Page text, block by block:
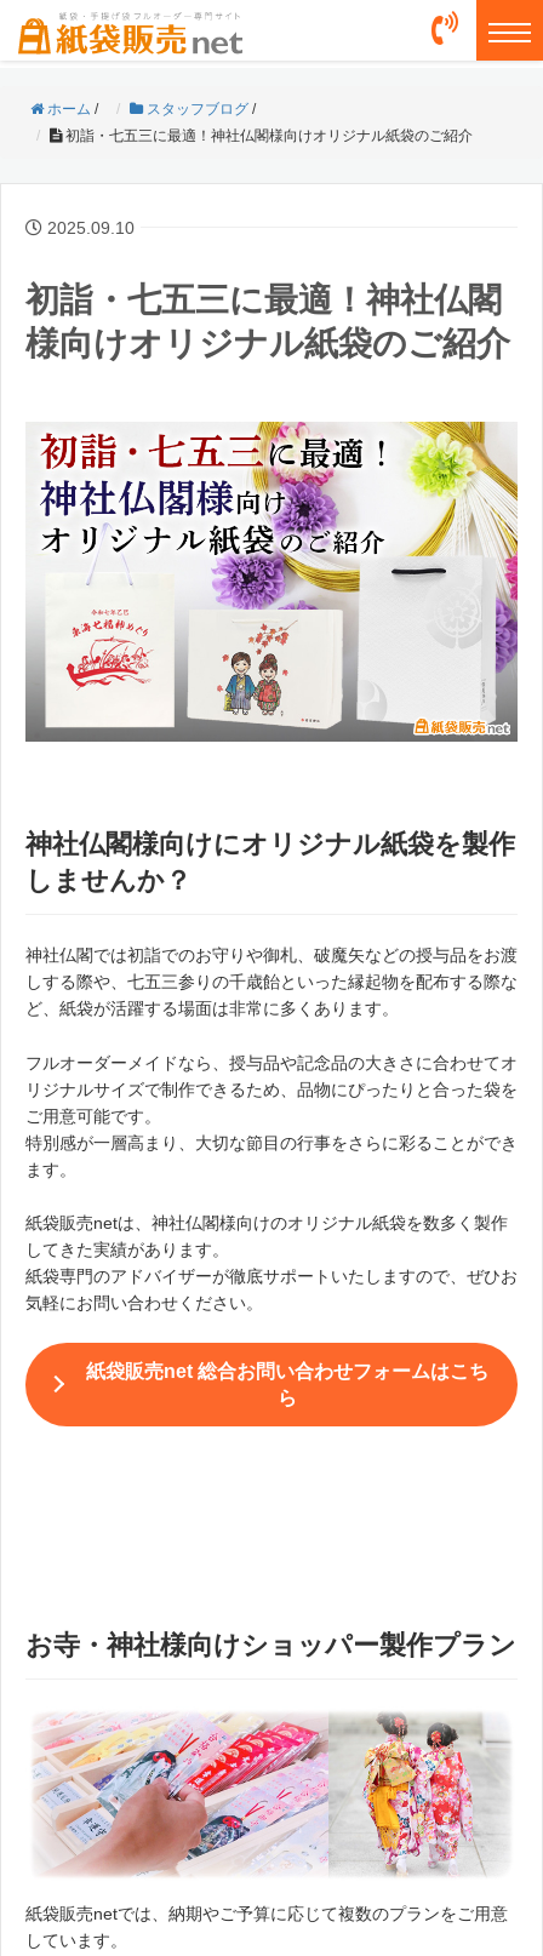
ホーム / スタッフブログ /
初詣・七五三に最適！神社仏閣様向けオリジナル紙袋のご紹介
2025.09.10
初詣・七五三に最適！神社仏閣
様向けオリジナル紙袋のご紹介
神社仏閣様向けにオリジナル紙袋を製作
しませんか？
神社仏閣では初詣でのお守りや御札、破魔矢などの授与品をお渡
しする際や、七五三参りの千歳飴といった縁起物を配布する際な
ど、紙袋が活躍する場面は非常に多くあります。
フルオーダーメイドなら、授与品や記念品の大きさに合わせてオ
リジナルサイズで制作できるため、品物にぴったりと合った袋を
ご用意可能です。
特別感が一層高まり、大切な節目の行事をさらに彩ることができ
ます。
紙袋販売netは、神社仏閣様向けのオリジナル紙袋を数多く製作
してきた実績があります。
紙袋専門のアドバイザーが徹底サポートいたしますので、ぜひお
気軽にお問い合わせください。
紙袋販売net 総合お問い合わせフォームはこち
ら
お寺・神社様向けショッパー製作プラン
紙袋販売netでは、納期やご予算に応じて複数のプランをご用意
しています。